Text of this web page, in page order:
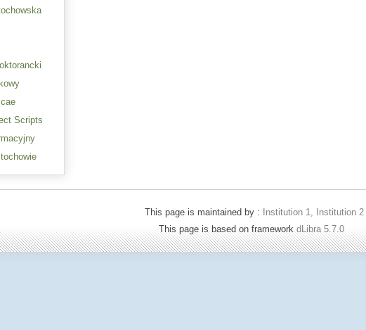
Scripts
This page is maintained by :
Institution 1, Institution 2
This page is based on framework dLibra 5.7.0